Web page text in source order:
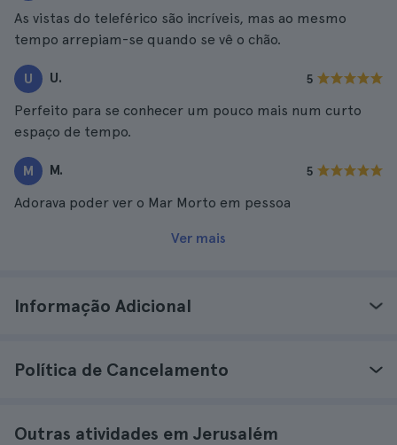
As vistas do teleférico são incríveis, mas ao mesmo
tempo arrepiam-se quando se vê o chão.
U U. 5
Perfeito para se conhecer um pouco mais num curto
espaço de tempo.
M M. 5
Adorava poder ver o Mar Morto em pessoa
Ver mais
Informação Adicional
Política de Cancelamento
Outras atividades em Jerusalém